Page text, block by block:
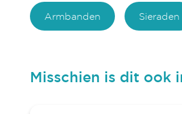
Armbanden Sieraden
Misschien is dit ook